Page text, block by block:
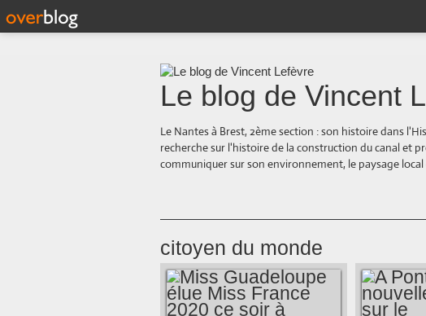
Le blog de Vincent
Le Nantes à Brest, 2ème section : son histoire dans
recherche sur l'histoire de la construction du canal et
communiquer sur son environnement, le paysage
citoyen du monde